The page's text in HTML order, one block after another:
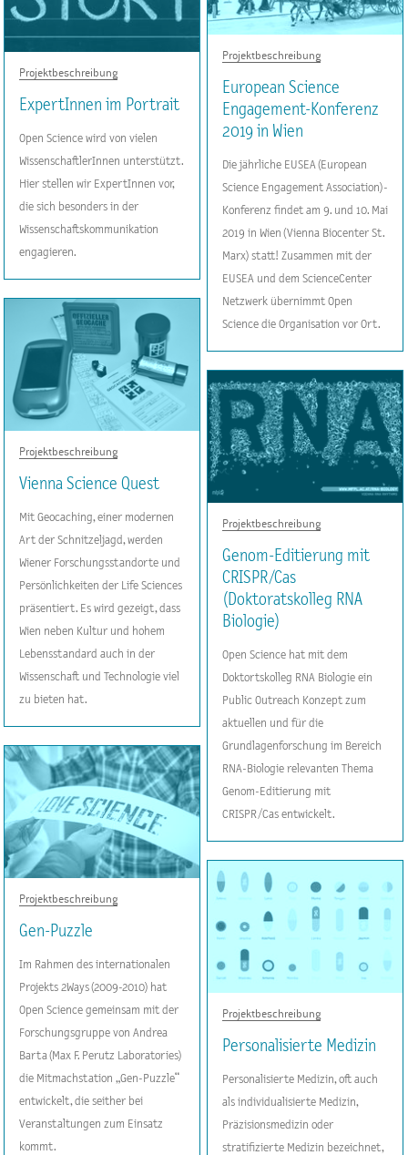
Projektbeschreibung
European Science
Engagement-Konferenz
2019 in Wien
Die jährliche EUSEA (European
Science Engagement Association)-
Konferenz findet am 9. und 10. Mai
2019 in Wien (Vienna Biocenter St.
Marx) statt! Zusammen mit der
EUSEA und dem ScienceCenter
Netzwerk übernimmt Open
Science die Organisation vor Ort.
Projektbeschreibung
ExpertInnen im Portrait
Open Science wird von vielen
WissenschaftlerInnen unterstützt.
Hier stellen wir ExpertInnen vor,
die sich besonders in der
Wissenschaftskommunikation
engagieren.
Projektbeschreibung
Vienna Science Quest
Mit Geocaching, einer modernen
Art der Schnitzeljagd, werden
Wiener Forschungsstandorte und
Persönlichkeiten der Life Sciences
präsentiert. Es wird gezeigt, dass
Wien neben Kultur und hohem
Lebensstandard auch in der
Wissenschaft und Technologie viel
zu bieten hat.
Projektbeschreibung
Genom-Editierung mit
CRISPR/Cas
(Doktoratskolleg RNA
Biologie)
Open Science hat mit dem
Doktortskolleg RNA Biologie ein
Public Outreach Konzept zum
aktuellen und für die
Grundlagenforschung im Bereich
RNA-Biologie relevanten Thema
Genom-Editierung mit
CRISPR/Cas entwickelt.
Projektbeschreibung
Gen-Puzzle
Im Rahmen des internationalen
Projekts 2Ways (2009-2010) hat
Open Science gemeinsam mit der
Forschungsgruppe von Andrea
Barta (Max F. Perutz Laboratories)
die Mitmachstation „Gen-Puzzle“
entwickelt, die seither bei
Veranstaltungen zum Einsatz
kommt.
Projektbeschreibung
Personalisierte Medizin
Personalisierte Medizin, oft auch
als individualisierte Medizin,
Präzisionsmedizin oder
stratifizierte Medizin bezeichnet,